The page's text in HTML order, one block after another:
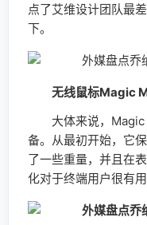
点了艾维设计团队最
下。
无线鼠标Magic
大体来说，Magic
备。从最初开始，它
了一些重量，并且在
化对于终端用户很有用